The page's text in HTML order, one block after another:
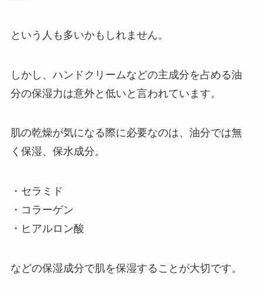
という人も多いかもしれません。
しかし、ハンドクリームなどの主成分を占める油
分の保湿力は意外と低いと言われています。
肌の乾燥が気になる際に必要なのは、油分では無
く保湿、保水成分。
・セラミド
・コラーゲン
・ヒアルロン酸
などの保湿成分で肌を保湿することが大切です。